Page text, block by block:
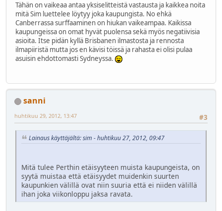
Tähän on vaikeaa antaa yksiselitteistä vastausta ja kaikkea noita
mitä Sim luettelee löytyy joka kaupungista. No ehkä
Canberrassa surffaaminen on hiukan vaikeampaa. Kaikissa
kaupungeissa on omat hyvät puolensa sekä myös negatiivisia
asioita. Itse pidän kyllä Brisbanen ilmastosta ja rennosta
ilmapiiristä mutta jos en kävisi töissä ja rahasta ei olisi pulaa
asuisin ehdottomasti Sydneyssa.
sanni
#3
huhtikuu 29, 2012, 13:47
Lainaus käyttäjältä: sim - huhtikuu 27, 2012, 09:47
Mitä tulee Perthin etäisyyteen muista kaupungeista, on
syytä muistaa että etäisyydet muidenkin suurten
kaupunkien välillä ovat niin suuria että ei niiden välillä
ihan joka viikonloppu jaksa ravata.